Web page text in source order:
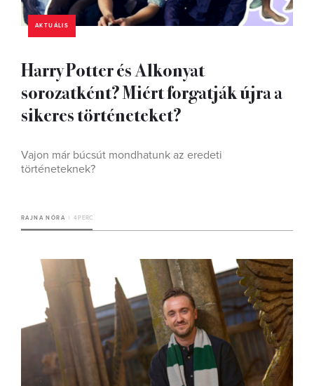
AKTUÁLIS
Harry Potter és Alkonyat
sorozatként? Miért forgatják újra a
sikeres történeteket?
Vajon már búcsút mondhatunk az eredeti
történeteknek?
RAJNA NÓRA 4 PERC